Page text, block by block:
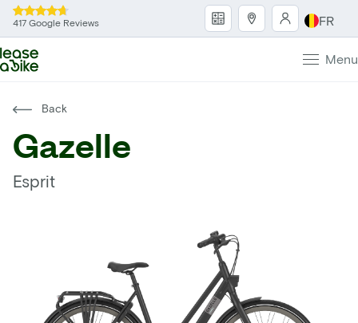
417 Google Reviews FR
Menu
Back
Gazelle
Esprit